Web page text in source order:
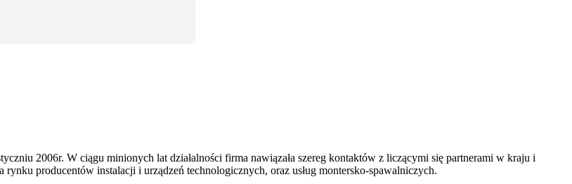
2006r. W ciągu minionych lat działalności firma nawiązała szereg kontaktów z liczącymi się partnerami w kraju i
producentów instalacji i urządzeń technologicznych, oraz usług montersko-spawalniczych.